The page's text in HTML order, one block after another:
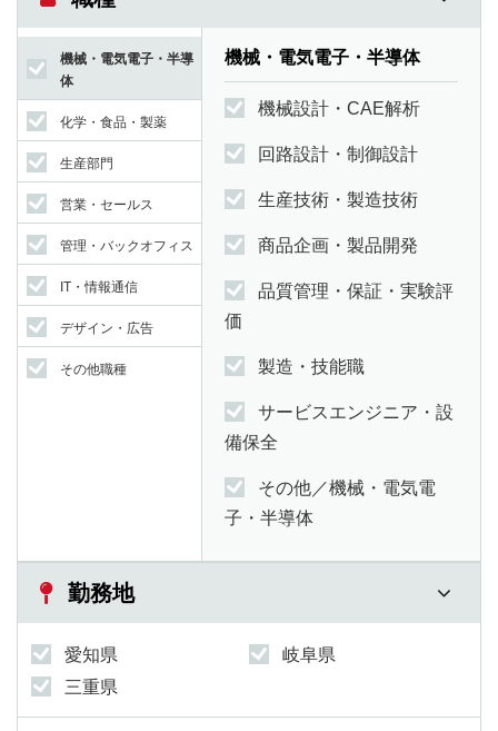
機械・電気電子・半導
体
化学・食品・製薬
生産部門
営業・セールス
管理・バックオフィス
IT・情報通信
デザイン・広告
その他職種
機械・電気電子・半導体
機械設計・CAE解析
回路設計・制御設計
生産技術・製造技術
商品企画・製品開発
品質管理・保証・実験評
価
製造・技能職
サービスエンジニア・設
備保全
その他／機械・電気電
子・半導体
勤務地
愛知県
岐阜県
三重県